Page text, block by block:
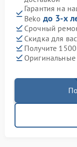
Гарантия на
Beko до 3-х
Срочный
Скидка для
Получите